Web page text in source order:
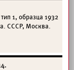
1, образца 1932
СССР, Москва.